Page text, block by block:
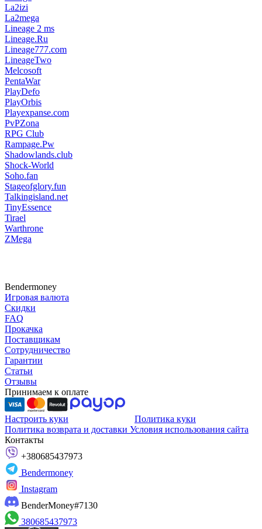
La2izi
La2mega
Lineage 2 ms
Lineage.Ru
Lineage777.com
LineageTwo
Melcosoft
PentaWar
PlayDefo
PlayOrbis
Playexpanse.com
PvPZona
RPG Club
Rampage.Pw
Shadowlands.club
Shock-World
Soho.fan
Stageofglory.fun
Talkingisland.net
TinyEssence
Tirael
Warthrone
ZMega
Bendermoney
Игровая валюта
Скидки
FAQ
Прокачка
Поставщикам
Сотрудничество
Гарантии
Статьи
Отзывы
Принимаем к оплате
Настроить куки
Политика куки
Политика возврата и доставки Условия использования сайта
Контакты
+380685437973
Bendermoney
Instagram
BenderMoney#7130
380685437973